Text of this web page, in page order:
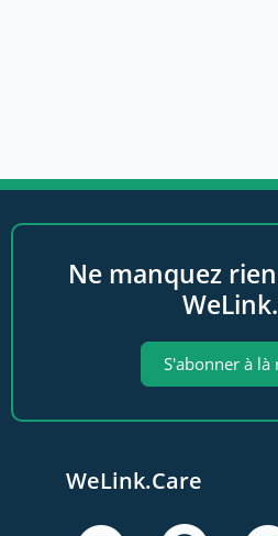
Ne manquez
S'abonner à là
WeLink.Care